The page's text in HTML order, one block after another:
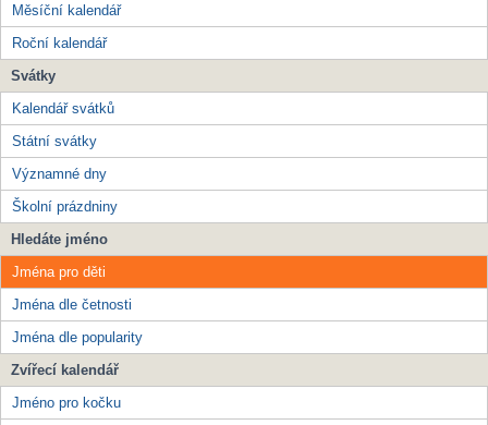
Měsíční kalendář
Roční kalendář
Svátky
Kalendář svátků
Státní svátky
Významné dny
Školní prázdniny
Hledáte jméno
Jména pro děti
Jména dle četnosti
Jména dle popularity
Zvířecí kalendář
Jméno pro kočku